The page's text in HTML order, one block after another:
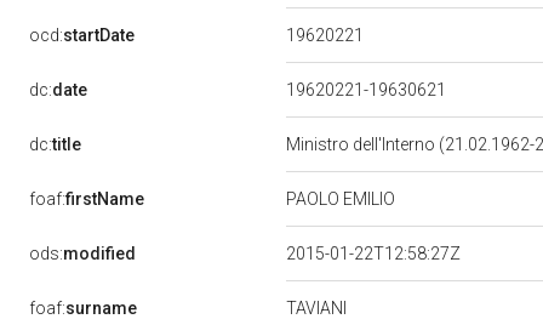
ocd:startDate 19620221
dc:date 19620221-19630621
dc:title Ministro dell'Interno (21.02.1962-
foaf:firstName PAOLO EMILIO
ods:modified 2015-01-22T12:58:27Z
foaf:surname TAVIANI